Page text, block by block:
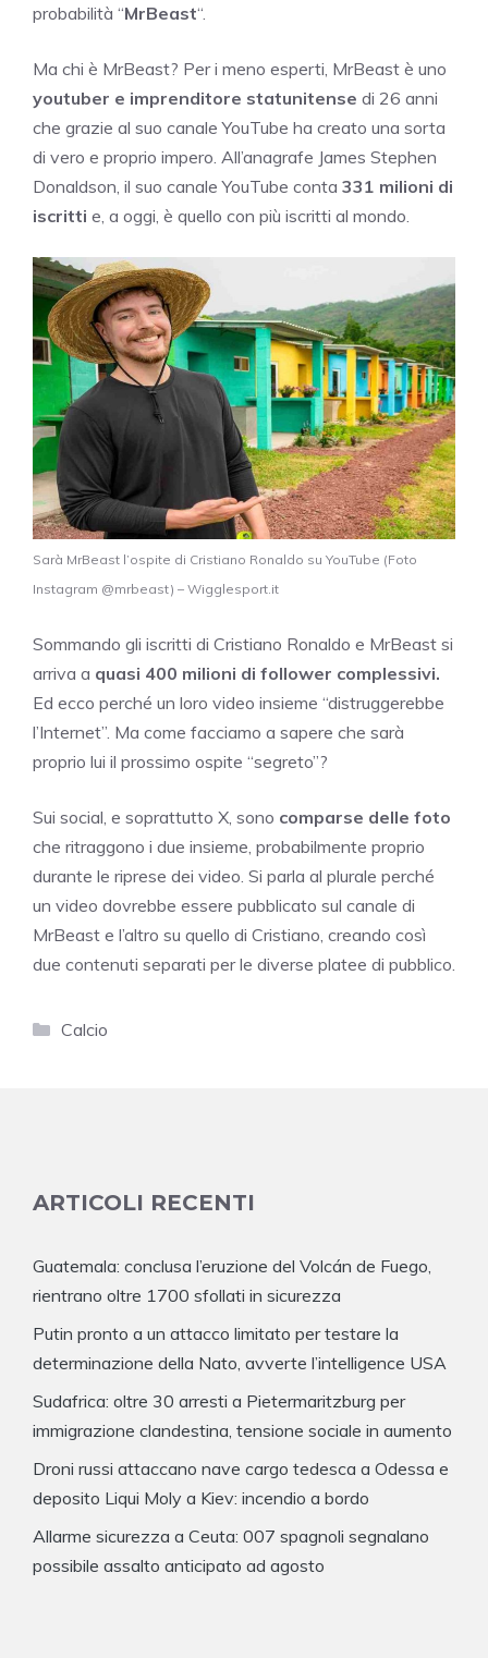
probabilità “MrBeast“.
Ma chi è MrBeast? Per i meno esperti, MrBeast è uno
youtuber e imprenditore statunitense di 26 anni
che grazie al suo canale YouTube ha creato una sorta
di vero e proprio impero. All’anagrafe James Stephen
Donaldson, il suo canale YouTube conta 331 milioni di
iscritti e, a oggi, è quello con più iscritti al mondo.
Sarà MrBeast l’ospite di Cristiano Ronaldo su YouTube (Foto
Instagram @mrbeast) – Wigglesport.it
Sommando gli iscritti di Cristiano Ronaldo e MrBeast si
arriva a quasi 400 milioni di follower complessivi.
Ed ecco perché un loro video insieme “distruggerebbe
l’Internet”. Ma come facciamo a sapere che sarà
proprio lui il prossimo ospite “segreto”?
Sui social, e soprattutto X, sono comparse delle foto
che ritraggono i due insieme, probabilmente proprio
durante le riprese dei video. Si parla al plurale perché
un video dovrebbe essere pubblicato sul canale di
MrBeast e l’altro su quello di Cristiano, creando così
due contenuti separati per le diverse platee di pubblico.
Categorie
Calcio
ARTICOLI RECENTI
Guatemala: conclusa l’eruzione del Volcán de Fuego,
rientrano oltre 1700 sfollati in sicurezza
Putin pronto a un attacco limitato per testare la
determinazione della Nato, avverte l’intelligence USA
Sudafrica: oltre 30 arresti a Pietermaritzburg per
immigrazione clandestina, tensione sociale in aumento
Droni russi attaccano nave cargo tedesca a Odessa e
deposito Liqui Moly a Kiev: incendio a bordo
Allarme sicurezza a Ceuta: 007 spagnoli segnalano
possibile assalto anticipato ad agosto